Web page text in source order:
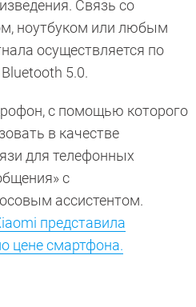
Связь со
ноутбуком или любым
осуществляется по
5.0.
с помощью которого
в качестве
для телефонных
с
ассистентом.
представила
цене смартфона.